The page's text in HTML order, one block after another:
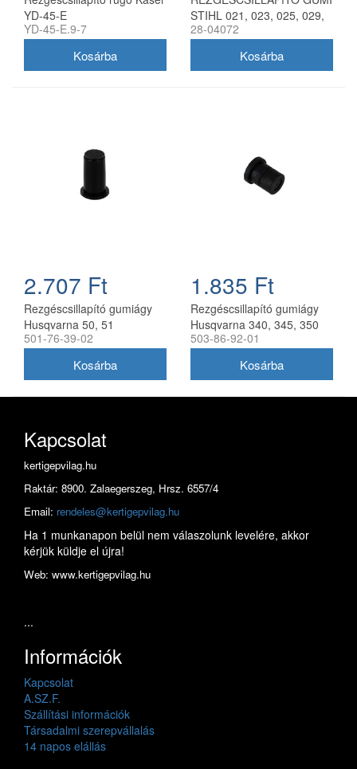
YD-45-E
YD-45-E.9-7
STIHL 021, 023, 025, 029,
039 11237909900
28-04072
2.707 Ft
Rezgéscsillapító gumiágy
Husqvarna 50, 51
501-76-39-02
1.835 Ft
Rezgéscsillapító gumiágy
Husqvarna 340, 345, 350
503-86-92-01
Kapcsolat
kertigepvilag.hu
Raktár: 8900. Zalaegerszeg, Hrsz. 6557/4
Email: rendeles@kertigepvilag.hu
Ha 1 munkanapon belül nem válaszolunk levelére, akkor
kérjük küldje el újra!
Web: www.kertigepvilag.hu
...
Információk
Kapcsolat
A.SZ.F.
Szállítási információk
Társadalmi szerepvállalás
14 napos elállás